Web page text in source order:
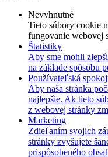
Nevyhnutné
Tieto súbory cookie
fungovanie webovej
Štatistiky
Aby sme mohli
na základe spôsobu
Používateľská
Aby naša stránka
najlepšie. Ak tieto
z webovej stránky
Marketing
Zdieľaním svojich
stránky zvyšujete
prispôsobeného